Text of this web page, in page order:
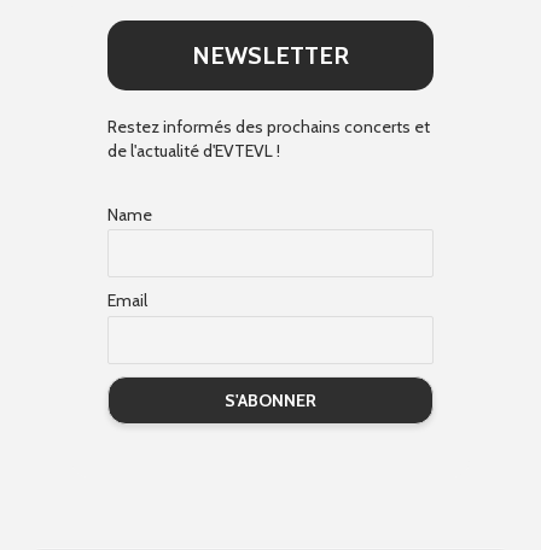
NEWSLETTER
Restez informés des prochains concerts et
de l'actualité d'EVTEVL !
Name
Email